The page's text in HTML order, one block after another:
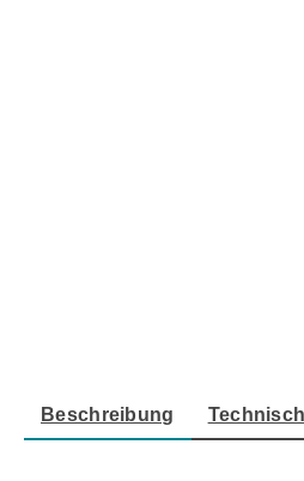
Beschreibung